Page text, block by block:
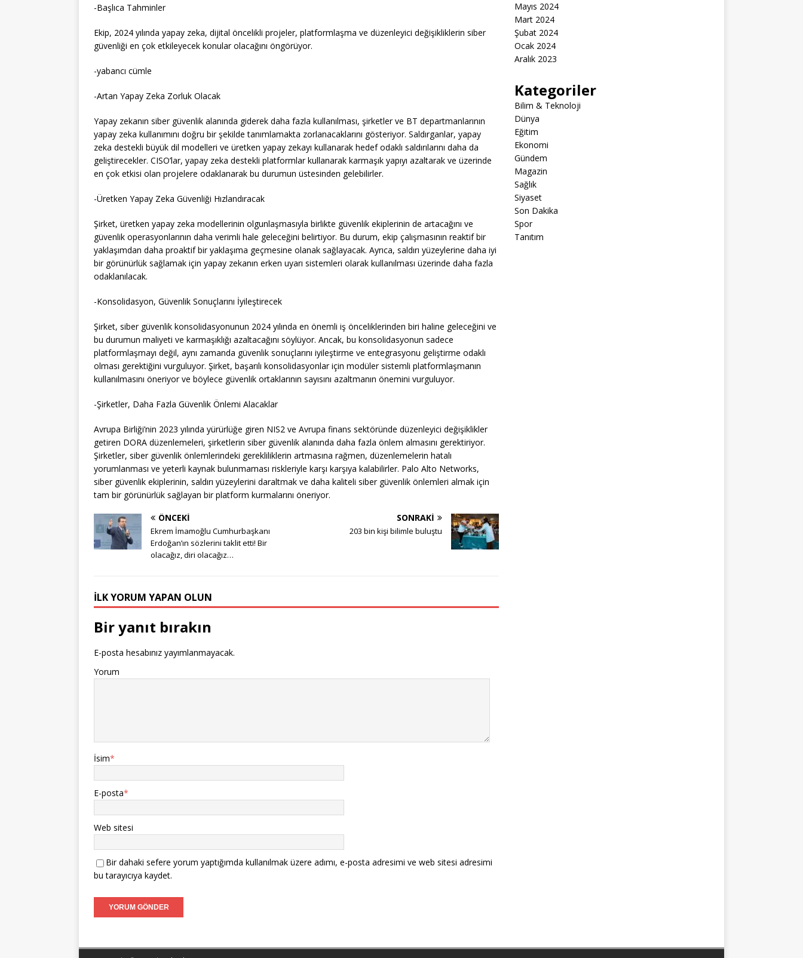
-Başlıca Tahminler
Ekip, 2024 yılında yapay zeka, dijital öncelikli projeler, platformlaşma ve düzenleyici değişikliklerin siber
güvenliği en çok etkileyecek konular olacağını öngörüyor.
-yabancı cümle
-Artan Yapay Zeka Zorluk Olacak
Yapay zekanın siber güvenlik alanında giderek daha fazla kullanılması, şirketler ve BT departmanlarının
yapay zeka kullanımını doğru bir şekilde tanımlamakta zorlanacaklarını gösteriyor. Saldırganlar, yapay
zeka destekli büyük dil modelleri ve üretken yapay zekayı kullanarak hedef odaklı saldırılarını daha da
geliştirecekler. CISO’lar, yapay zeka destekli platformlar kullanarak karmaşık yapıyı azaltarak ve üzerinde
en çok etkisi olan projelere odaklanarak bu durumun üstesinden gelebilirler.
-Üretken Yapay Zeka Güvenliği Hızlandıracak
Şirket, üretken yapay zeka modellerinin olgunlaşmasıyla birlikte güvenlik ekiplerinin de artacağını ve
güvenlik operasyonlarının daha verimli hale geleceğini belirtiyor. Bu durum, ekip çalışmasının reaktif bir
yaklaşımdan daha proaktif bir yaklaşıma geçmesine olanak sağlayacak. Ayrıca, saldırı yüzeylerine daha iyi
bir görünürlük sağlamak için yapay zekanın erken uyarı sistemleri olarak kullanılması üzerinde daha fazla
odaklanılacak.
-Konsolidasyon, Güvenlik Sonuçlarını İyileştirecek
Şirket, siber güvenlik konsolidasyonunun 2024 yılında en önemli iş önceliklerinden biri haline geleceğini ve
bu durumun maliyeti ve karmaşıklığı azaltacağını söylüyor. Ancak, bu konsolidasyonun sadece
platformlaşmayı değil, aynı zamanda güvenlik sonuçlarını iyileştirme ve entegrasyonu geliştirme odaklı
olması gerektiğini vurguluyor. Şirket, başarılı konsolidasyonlar için modüler sistemli platformlaşmanın
kullanılmasını öneriyor ve böylece güvenlik ortaklarının sayısını azaltmanın önemini vurguluyor.
-Şirketler, Daha Fazla Güvenlik Önlemi Alacaklar
Avrupa Birliği’nin 2023 yılında yürürlüğe giren NIS2 ve Avrupa finans sektöründe düzenleyici değişiklikler
getiren DORA düzenlemeleri, şirketlerin siber güvenlik alanında daha fazla önlem almasını gerektiriyor.
Şirketler, siber güvenlik önlemlerindeki gerekliliklerin artmasına rağmen, düzenlemelerin hatalı
yorumlanması ve yeterli kaynak bulunmaması riskleriyle karşı karşıya kalabilirler. Palo Alto Networks,
siber güvenlik ekiplerinin, saldırı yüzeylerini daraltmak ve daha kaliteli siber güvenlik önlemleri almak için
tam bir görünürlük sağlayan bir platform kurmalarını öneriyor.
ÖNCEKI
Ekrem İmamoğlu Cumhurbaşkanı
Erdoğan’ın sözlerini taklit etti! Bir
olacağız, diri olacağız…
SONRAKI
203 bin kişi bilimle buluştu
İLK YORUM YAPAN OLUN
Bir yanıt bırakın
E-posta hesabınız yayımlanmayacak.
Yorum
İsim*
E-posta*
Web sitesi
Bir dahaki sefere yorum yaptığımda kullanılmak üzere adımı, e-posta adresimi ve web sitesi adresimi
bu tarayıcıya kaydet.
Mayıs 2024
Mart 2024
Şubat 2024
Ocak 2024
Aralık 2023
Kategoriler
Bilim & Teknoloji
Dünya
Eğitim
Ekonomi
Gündem
Magazin
Sağlık
Siyaset
Son Dakika
Spor
Tanıtım